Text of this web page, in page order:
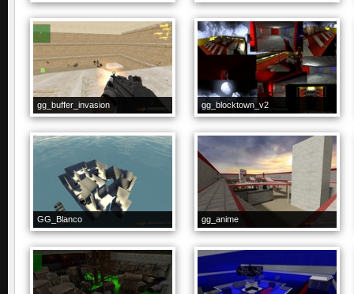
gg_buffer_invasion gg_blocktown_v2
GG_Blanco gg_anime